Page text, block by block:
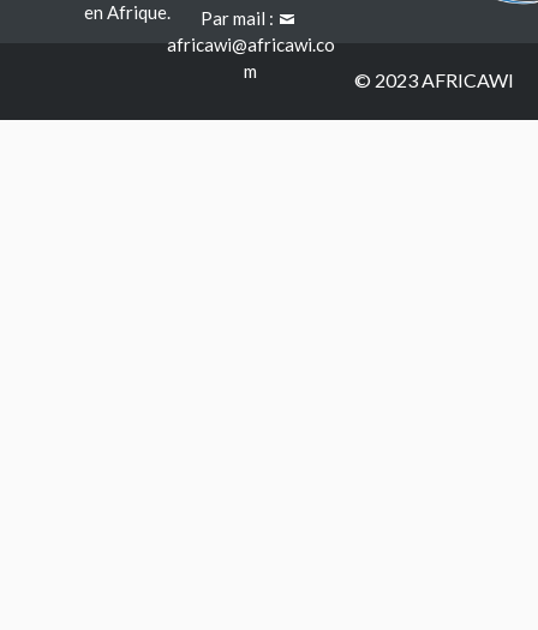
en Afrique.
Par mail :
africawi@africawi.co
m
© 2023 AFRICAWI